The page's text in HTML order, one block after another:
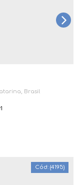
, Brasil
1
(4195)